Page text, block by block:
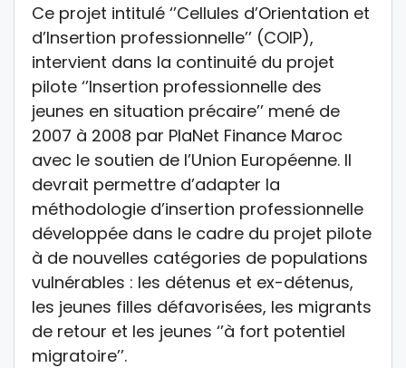
Ce projet intitulé ‘’Cellules d’Orientation et
d’Insertion professionnelle’’ (COIP),
intervient dans la continuité du projet
pilote ‘’Insertion professionnelle des
jeunes en situation précaire’’ mené de
2007 à 2008 par PlaNet Finance Maroc
avec le soutien de l’Union Européenne. Il
devrait permettre d’adapter la
méthodologie d’insertion professionnelle
développée dans le cadre du projet pilote
à de nouvelles catégories de populations
vulnérables : les détenus et ex-détenus,
les jeunes filles défavorisées, les migrants
de retour et les jeunes ‘’à fort potentiel
migratoire’’.